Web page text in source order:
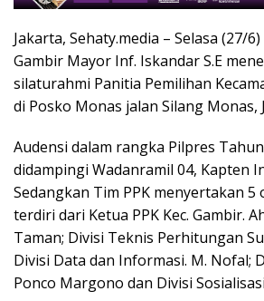
Jakarta, Sehaty.media – Selasa (27/
Gambir Mayor Inf. Iskandar S.E
silaturahmi Panitia Pemilihan
di Posko Monas jalan Silang Monas,
Audensi dalam rangka Pilpres
didampingi Wadanramil 04, Kapten
Sedangkan Tim PPK menyertakan
terdiri dari Ketua PPK Kec. Gambir.
Taman; Divisi Teknis Perhitungan
Divisi Data dan Informasi. M. Nofal;
Ponco Margono dan Divisi